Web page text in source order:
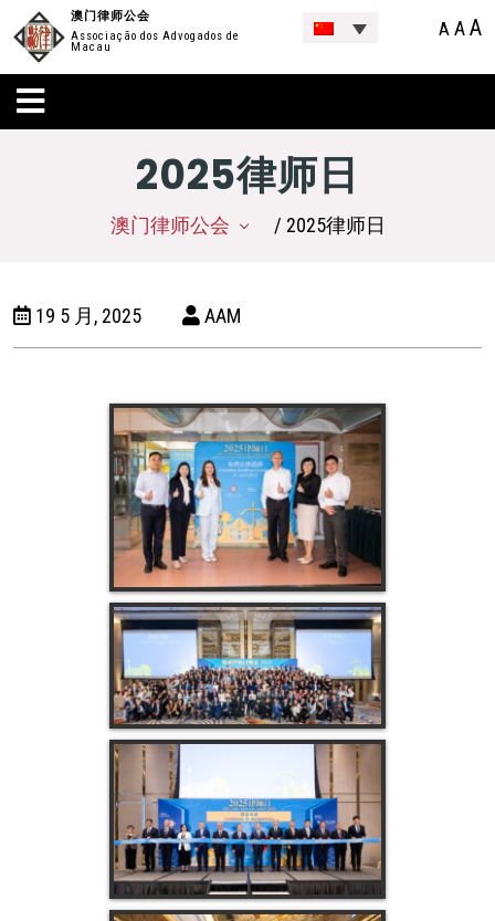
澳门律师公会
Associação dos Advogados de
Macau
A AA
2025律师日
澳门律师公会 / 2025律师日
19 5 月, 2025 AAM